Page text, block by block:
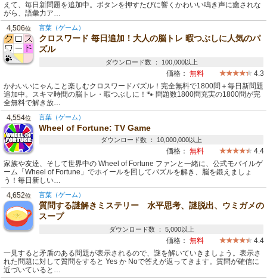
えて、毎日新問題を追加中。ボタンを押すたびに響くかわいい鳴き声に癒されな
がら、語彙力ア…
4,506位 言葉（ゲーム）
クロスワード 毎日追加！大人の脳トレ 暇つぶしに人気のパ
ズル
ダウンロード数 ： 100,000以上
価格： 無料
4.3
かわいいにゃんこと楽しむクロスワードパズル！完全無料で1800問＋毎日新問題
追加中。スキマ時間の脳トレ・暇つぶしに！🐾 問題数1800問充実の1800問が完
全無料で解き放…
4,554位 言葉（ゲーム）
Wheel of Fortune: TV Game
ダウンロード数 ： 10,000,000以上
価格： 無料
4.4
家族や友達、そして世界中の Wheel of Fortune ファンと一緒に、公式モバイルゲ
ーム「Wheel of Fortune」でホイールを回してパズルを解き、脳を鍛えましょ
う！毎日新しい…
4,652位 言葉（ゲーム）
質問する謎解きミステリー 水平思考、謎脱出、ウミガメの
スープ
ダウンロード数 ： 5,000以上
価格： 無料
4.4
一見すると矛盾のある問題が表示されるので、謎を解いていきましょう。表示さ
れた問題に対して質問をすると Yes か Noで答えが返ってきます。質問が確信に
近づいていると…